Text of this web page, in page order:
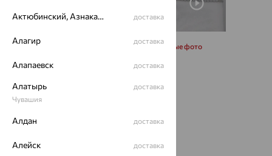
Запросить дополнительные фото
17
149 320 414 777₽
Актюбинский, Азнакаевский район доставка
Алагир доставка
Алапаевск доставка
Алатырь
Чувашия
доставка
Алдан доставка
Алейск доставка